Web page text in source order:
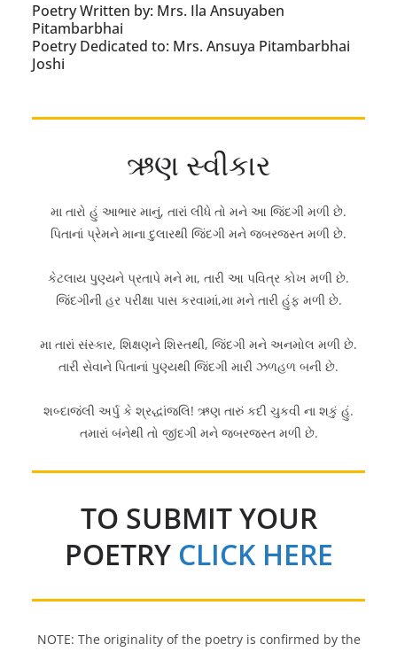
Poetry Written by: Mrs. Ila Ansuyaben
Pitambarbhai
Poetry Dedicated to: Mrs. Ansuya Pitambarbhai
Joshi
ઋણ સ્વીકાર
મા તારો હું આભાર માનું, તારાં લીધે તો મને આ જિંદગી મળી છે.
પિતાનાં પ્રેમને માના દુલારથી જિંદગી મને જબરજસ્ત મળી છે.
કેટલાય પુણ્યને પ્રતાપે મને મા, તારી આ પવિત્ર કોખ મળી છે.
જિંદગીની હર પરીક્ષા પાસ કરવામાં,મા મને તારી હુંફ મળી છે.
મા તારાં સંસ્કાર, શિક્ષણને શિસ્તથી, જિંદગી મને અનમોલ મળી છે.
તારી સેવાને પિતાનાં પુણ્યથી જિંદગી મારી ઝળહળ બની છે.
શબ્દાજંલી અર્પુ કે શ્રદ્ધાંજલિ! ઋણ તારું કદી ચુકવી ના શકું હું.
તમારાં બંનેથી તો જીંદગી મને જબરજસ્ત મળી છે.
TO SUBMIT YOUR
POETRY CLICK HERE
NOTE: The originality of the poetry is confirmed by the